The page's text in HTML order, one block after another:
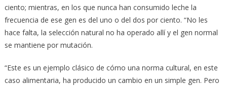
ciento; mientras, en los que nunca han consumido leche la
frecuencia de ese gen es del uno o del dos por ciento. “No les
hace falta, la selección natural no ha operado allí y el gen normal
se mantiene por mutación.
“Este es un ejemplo clásico de cómo una norma cultural, en este
caso alimentaria, ha producido un cambio en un simple gen. Pero